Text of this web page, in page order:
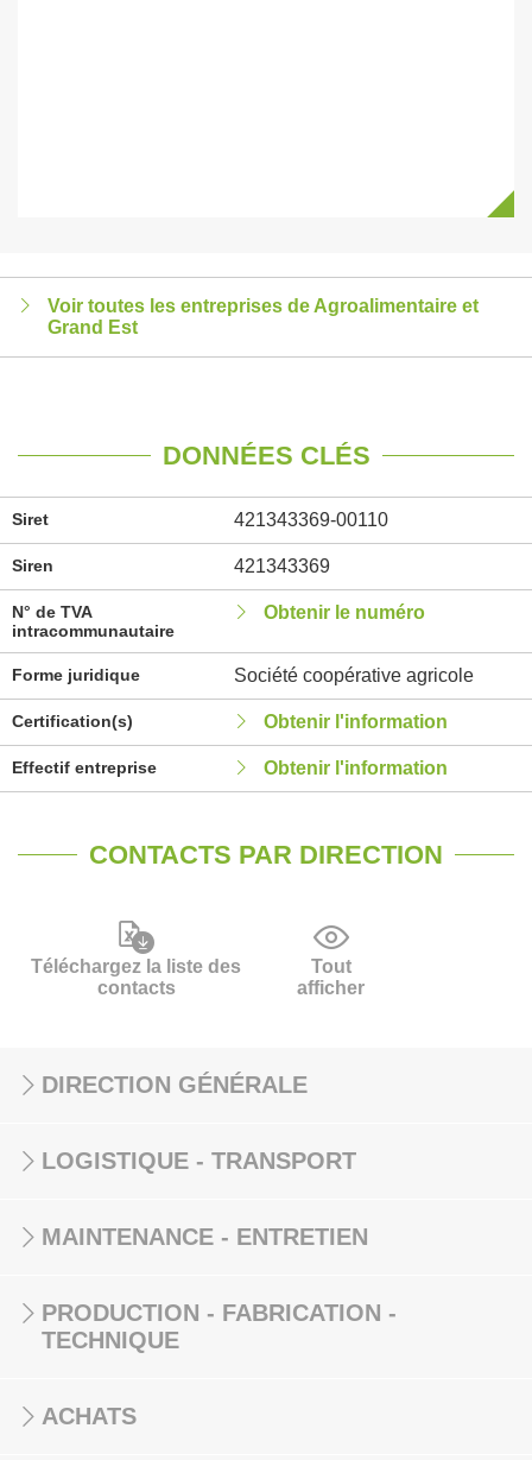
Voir toutes les entreprises de Agroalimentaire et
Grand Est
DONNÉES CLÉS
Siret 421343369-00110
Siren 421343369
N° de TVA
intracommunautaire
Obtenir le numéro
Forme juridique Société coopérative agricole
Certification(s) Obtenir l'information
Effectif entreprise Obtenir l'information
CONTACTS PAR DIRECTION
Téléchargez la liste des
contacts
Tout
afficher
DIRECTION GÉNÉRALE
LOGISTIQUE - TRANSPORT
MAINTENANCE - ENTRETIEN
PRODUCTION - FABRICATION -
TECHNIQUE
ACHATS